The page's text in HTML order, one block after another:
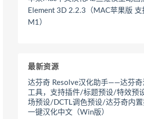
Element 3D 2.2.3（MAC苹果版 支
M1）
最新资源
达芬奇 Resolve汉化助手——达芬奇
工具，支持插件/标题预设/特效预
场预设/DCTL调色预设/达芬奇内
一键汉化中文（Win版）